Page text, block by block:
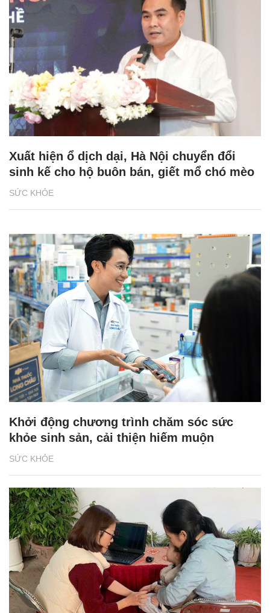
SỨC KHỎE
Xuất hiện ổ dịch dại, Hà Nội chuyển đổi
sinh kế cho hộ buôn bán, giết mổ chó mèo
SỨC KHỎE
Khởi động chương trình chăm sóc sức
khỏe sinh sản, cải thiện hiếm muộn